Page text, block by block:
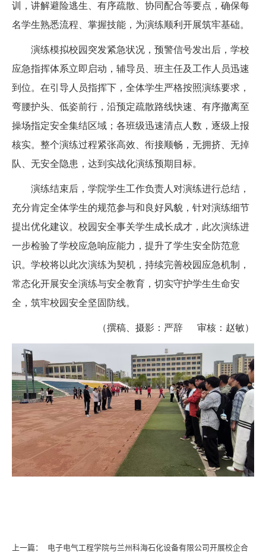
训，讲解避险逃生、有序疏散、协同配合等要点，确保每
名学生熟悉流程、掌握技能，为演练顺利开展筑牢基础。
演练模拟校园突发紧急状况，预警信号发出后，学校
应急指挥体系立即启动，辅导员、班主任及工作人员迅速
到位。在引导人员指挥下，全体学生严格按照演练要求，
弯腰护头、低姿前行，沿预定疏散路线快速、有序撤离至
操场指定安全集结区域；各班级迅速清点人数，逐级上报
核实。整个演练过程紧张高效、衔接顺畅，无拥挤、无掉
队、无安全隐患，达到实战化演练预期目标。
演练结束后，学院学生工作负责人对演练进行总结，
充分肯定全体学生的规范参与和良好风貌，针对演练细节
提出优化建议。校园安全事关学生成长成才，此次演练进
一步检验了学校应急响应能力，提升了学生安全防范意
识。学校将以此次演练为契机，持续完善校园应急机制，
常态化开展安全演练与安全教育，切实守护学生生命安
全，筑牢校园安全坚固防线。
（撰稿、摄影：严辞 审核：赵敏）
上一篇： 电子电气工程学院与兰州科海石化设备有限公司开展校企合